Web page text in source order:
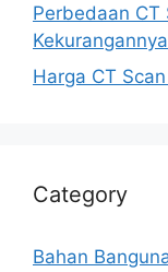
Perbedaan CT
Harga CT
Category
Bahan